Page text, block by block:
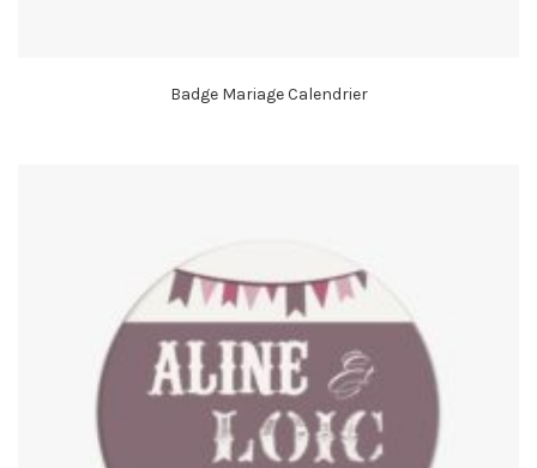
Badge Mariage Calendrier